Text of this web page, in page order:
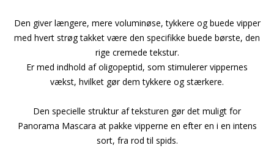
Den giver længere, mere voluminøse, tykkere og buede vipper
med hvert strøg takket være den specifikke buede børste, den
rige cremede tekstur.
Er med indhold af oligopeptid, som stimulerer vippernes
vækst, hvilket gør dem tykkere og stærkere.
Den specielle struktur af teksturen gør det muligt for
Panorama Mascara at pakke vipperne en efter en i en intens
sort, fra rod til spids.